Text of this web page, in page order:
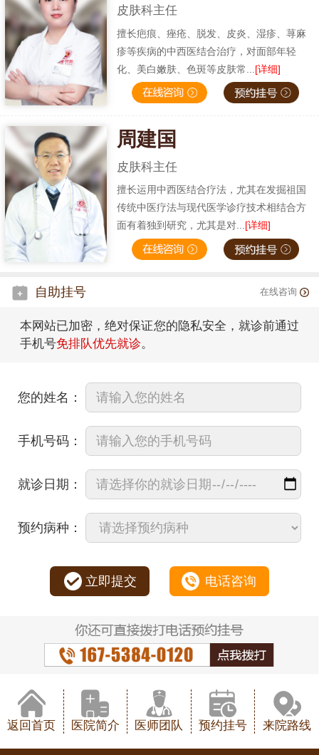
皮肤科主任
擅长疤痕、痤疮、脱发、皮炎、湿疹、荨麻
疹等疾病的中西医结合治疗，对面部年轻
化、美白嫩肤、色斑等皮肤常... [详细]
周建国
皮肤科主任
擅长运用中西医结合疗法，尤其在发掘祖国
传统中医疗法与现代医学诊疗技术相结合方
面有着独到研究，尤其是对...[详细]
自助挂号 在线咨询
本网站已加密，绝对保证您的隐私安全，就诊前通过
手机号免排队优先就诊。
您的姓名：
手机号码：
就诊日期：
预约病种：
立即提交 电话咨询
返回首页 医院简介 医师团队 预约挂号 来院路线